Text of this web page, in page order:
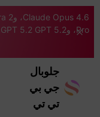
Pro، وGPT 5.2 GPT 5.2... كلها على نظام Pro. 46% OFF
جلوبال
جي بي
تي تي